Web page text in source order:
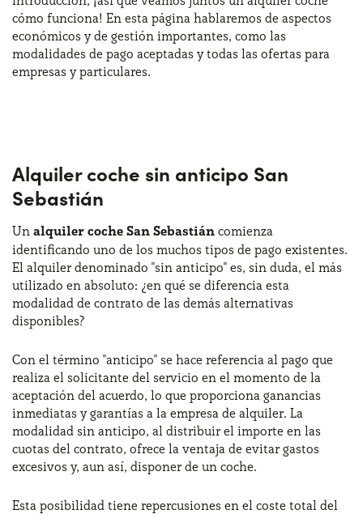
cómo funciona! En esta página hablaremos de aspectos
económicos y de gestión importantes, como las
modalidades de pago aceptadas y todas las ofertas para
empresas y particulares.
Alquiler coche sin anticipo San
Sebastián
Un alquiler coche San Sebastián comienza
identificando uno de los muchos tipos de pago existentes.
El alquiler denominado "sin anticipo" es, sin duda, el más
utilizado en absoluto: ¿en qué se diferencia esta
modalidad de contrato de las demás alternativas
disponibles?
Con el término "anticipo" se hace referencia al pago que
realiza el solicitante del servicio en el momento de la
aceptación del acuerdo, lo que proporciona ganancias
inmediatas y garantías a la empresa de alquiler. La
modalidad sin anticipo, al distribuir el importe en las
cuotas del contrato, ofrece la ventaja de evitar gastos
excesivos y, aun así, disponer de un coche.
Esta posibilidad tiene repercusiones en el coste total del